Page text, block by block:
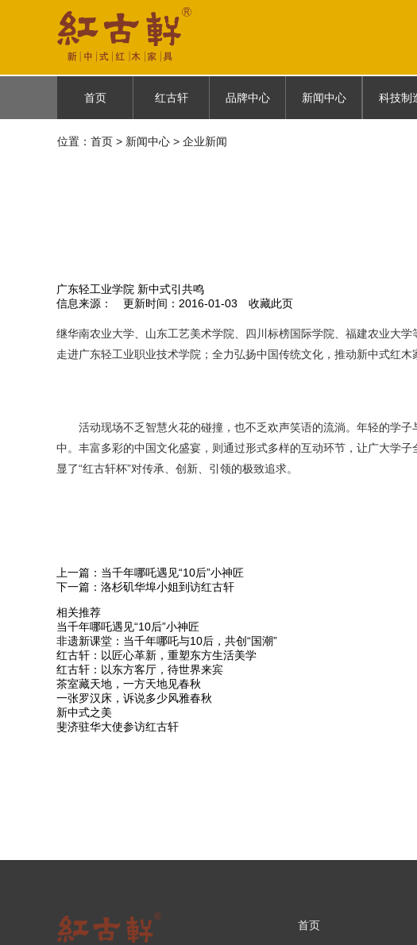
首页 红古轩 品牌中心 新闻中心 科技制
首页
红古轩简介
位置： 首页 > 新闻中心 > 企业新闻
广东轻工业学院 新中式引共鸣
信息来源：
更新时间：2016-01-03 收藏此页
继华南农业大学、山东工艺美术学院、四川标榜国际学院、福建农业大学
走进广东轻工业职业技术学院；全力弘扬中国传统文化，推动新中式红木
活动现场不乏智慧火花的碰撞，也不乏欢声笑语的流淌。年轻的学子
中。丰富多彩的中国文化盛宴，则通过形式多样的互动环节，让广大学
显了“红古轩杯”对传承、创新、引领的极致追求。
上一篇：当千年哪吒遇见“10后”小神匠
下一篇：洛杉矶华埠小姐到访红古轩
相关推荐
当千年哪吒遇见“10后”小神匠
非遗新课堂：当千年哪吒与10后，共创“国潮”
红古轩：以匠心革新，重塑东方生活美学
红古轩：以东方客厅，待世界来宾
茶室藏天地，一方天地见春秋
一张罗汉床，诉说多少风雅春秋
新中式之美
斐济驻华大使参访红古轩
首页